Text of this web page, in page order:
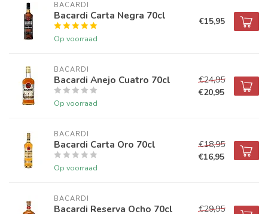
BACARDI
Bacardi Carta Negra 70cl
Op voorraad
€15,95
BACARDI
Bacardi Anejo Cuatro 70cl
Op voorraad
€24,95
€20,95
BACARDI
Bacardi Carta Oro 70cl
Op voorraad
€18,95
€16,95
BACARDI
Bacardi Reserva Ocho 70cl
€29,95